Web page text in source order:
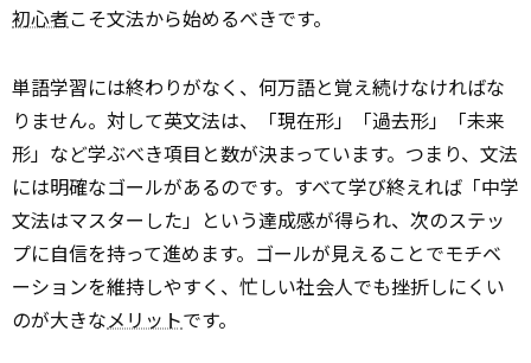
初心者こそ文法から始めるべきです。
単語学習には終わりがなく、何万語と覚え続けなければな
りません。対して英文法は、「現在形」「過去形」「未来
形」など学ぶべき項目と数が決まっています。つまり、文法
には明確なゴールがあるのです。すべて学び終えれば「中学
文法はマスターした」という達成感が得られ、次のステッ
プに自信を持って進めます。ゴールが見えることでモチベ
ーションを維持しやすく、忙しい社会人でも挫折しにくい
のが大きなメリットです。